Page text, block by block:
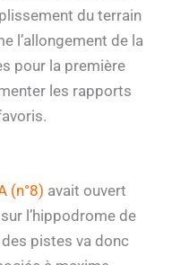
du terrain
l’allongement de la
pour la première
les rapports
(n°8) avait ouvert
l’hippodrome de
pistes va donc